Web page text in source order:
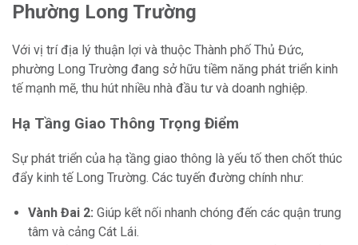
Phường Long Trường
Với vị trí địa lý thuận lợi và thuộc Thành phố Thủ Đức,
phường Long Trường đang sở hữu tiềm năng phát triển kinh
tế mạnh mẽ, thu hút nhiều nhà đầu tư và doanh nghiệp.
Hạ Tầng Giao Thông Trọng Điểm
Sự phát triển của hạ tầng giao thông là yếu tố then chốt thúc
đẩy kinh tế Long Trường. Các tuyến đường chính như:
Vành Đai 2: Giúp kết nối nhanh chóng đến các quận trung
tâm và cảng Cát Lái.